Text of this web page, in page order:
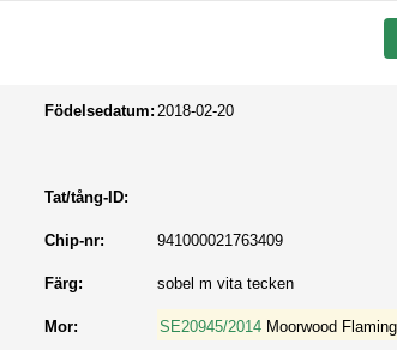
Födelsedatum: 2018-02-20
Tat/tång-ID:
Chip-nr: 941000021763409
Färg: sobel m vita tecken
Mor: SE20945/2014 Moorwood